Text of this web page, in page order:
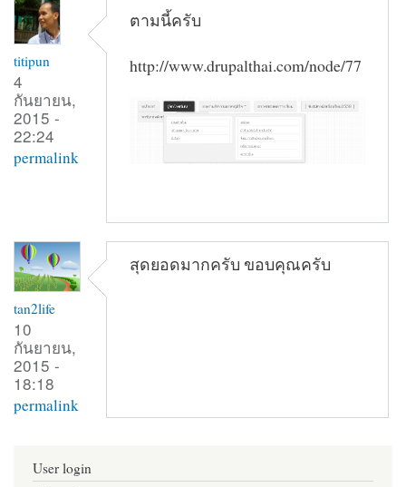
titipun
4
กันยายน,
2015 -
22:24
permalink
ตามนี้ครับ
http://www.drupalthai.com/node/77
tan2life
10
กันยายน,
2015 -
18:18
permalink
สุดยอดมากครับ ขอบคุณครับ
User login